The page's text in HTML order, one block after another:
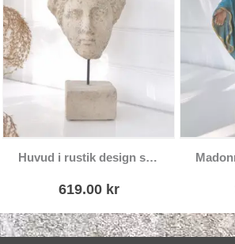
Huvud i rustik design som prydnad
619.00 kr